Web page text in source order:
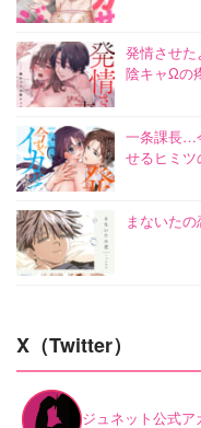
発情させ
陰キャΩの
一条課長…
せるヒミ
まないたの
X（Twitter）
ジュネット公式ア